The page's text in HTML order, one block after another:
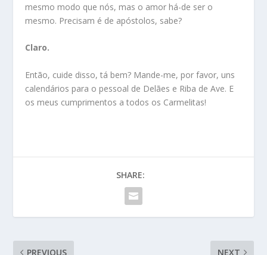
mesmo modo que nós, mas o amor há-de ser o
mesmo. Precisam é de apóstolos, sabe?
Claro.
Então, cuide disso, tá bem? Mande-me, por favor, uns
calendários para o pessoal de Delães e Riba de Ave. E
os meus cumprimentos a todos os Carmelitas!
SHARE:
PREVIOUS NEXT